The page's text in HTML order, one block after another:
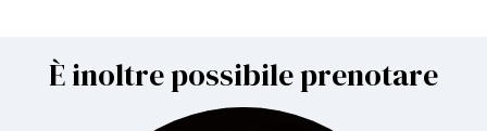
È inoltre possibile prenotare